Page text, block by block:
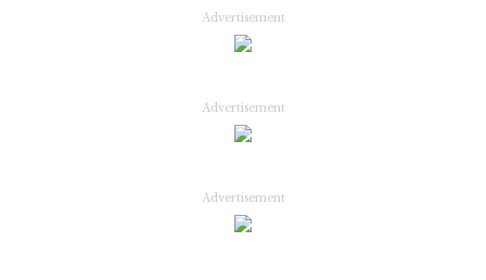
Advertisement
Advertisement
Advertisement